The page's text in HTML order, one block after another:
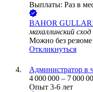
Выплаты: Раз в
BAHOR
махаллинский
Можно без резюме
Откликнуться
Администратор в
4 000 000 – 7 000
Опыт 3-6 лет